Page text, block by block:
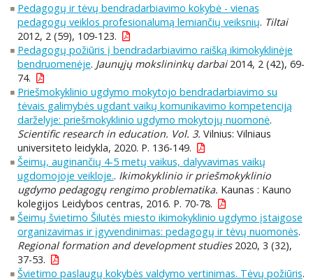
Pedagogų ir tėvų bendradarbiavimo kokybė - vienas
pedagogų veiklos profesionalumą lemiančių veiksnių. Tiltai
2012, 2 (59), 109-123.
Pedagogų požiūris į bendradarbiavimo raišką ikimokyklinėje
bendruomenėje. Jaunųjų mokslininkų darbai2014, 2 (42), 69-
74.
Priešmokyklinio ugdymo mokytojo bendradarbiavimo su
tėvais galimybės ugdant vaikų komunikavimo kompetenciją
darželyje: priešmokyklinio ugdymo mokytojų nuomonė.
Scientific research in education. Vol. 3. Vilnius: Vilniaus
universiteto leidykla, 2020. P. 136-149.
Šeimų, auginančių 4-5 metų vaikus, dalyvavimas vaikų
ugdomojoje veikloje.. Ikimokyklinio ir priešmokyklinio
ugdymo pedagogų rengimo problematika. Kaunas : Kauno
kolegijos Leidybos centras, 2016. P. 70-78.
Šeimų švietimo Šilutės miesto ikimokyklinio ugdymo įstaigose
organizavimas ir įgyvendinimas: pedagogų ir tėvų nuomonės.
Regional formation and development studies2020, 3 (32),
37-53.
Švietimo paslaugų kokybės valdymo vertinimas. Tėvų požiūris.